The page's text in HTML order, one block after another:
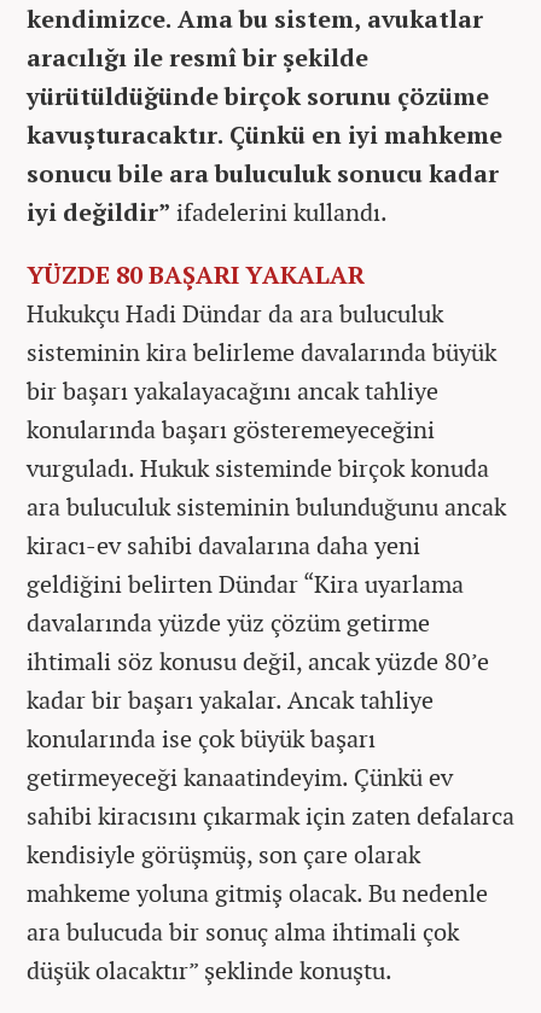
kendimizce. Ama bu sistem, avukatlar
aracılığı ile resmî bir şekilde
yürütüldüğünde birçok sorunu çözüme
kavuşturacaktır. Çünkü en iyi mahkeme
sonucu bile ara buluculuk sonucu kadar
iyi değildir” ifadelerini kullandı.
YÜZDE 80 BAŞARI YAKALAR
Hukukçu Hadi Dündar da ara buluculuk
sisteminin kira belirleme davalarında büyük
bir başarı yakalayacağını ancak tahliye
konularında başarı gösteremeyeceğini
vurguladı. Hukuk sisteminde birçok konuda
ara buluculuk sisteminin bulunduğunu ancak
kiracı-ev sahibi davalarına daha yeni
geldiğini belirten Dündar “Kira uyarlama
davalarında yüzde yüz çözüm getirme
ihtimali söz konusu değil, ancak yüzde 80’e
kadar bir başarı yakalar. Ancak tahliye
konularında ise çok büyük başarı
getirmeyeceği kanaatindeyim. Çünkü ev
sahibi kiracısını çıkarmak için zaten defalarca
kendisiyle görüşmüş, son çare olarak
mahkeme yoluna gitmiş olacak. Bu nedenle
ara bulucuda bir sonuç alma ihtimali çok
düşük olacaktır” şeklinde konuştu.